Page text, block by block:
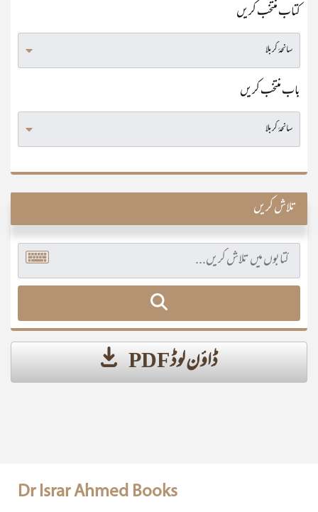
کتاب منتخب کریں
باب منتخب کریں
تلاش کریں
ڈاؤن لوڈ PDF
Dr Israr Ahmed Books